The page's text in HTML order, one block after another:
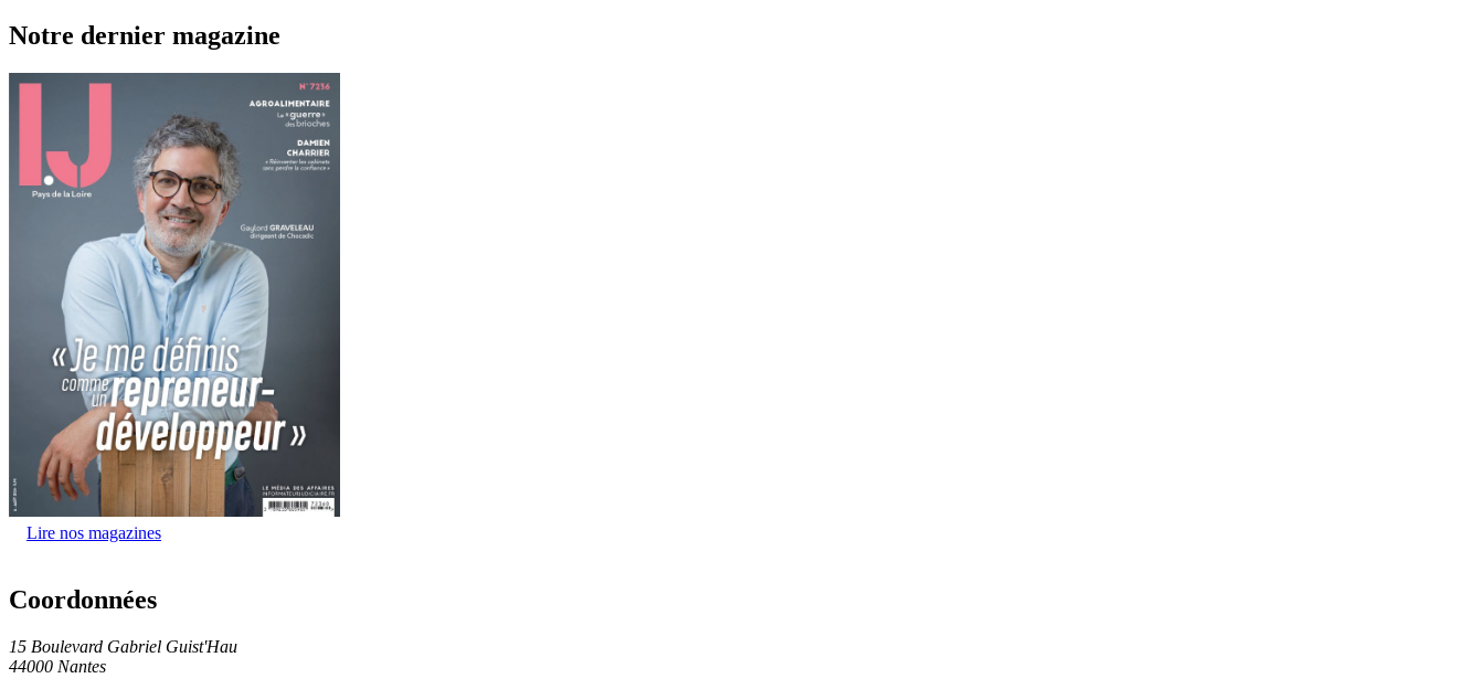
Notre dernier magazine
Lire nos magazines
Coordonnées
15 Boulevard Gabriel Guist'Hau
44000 Nantes